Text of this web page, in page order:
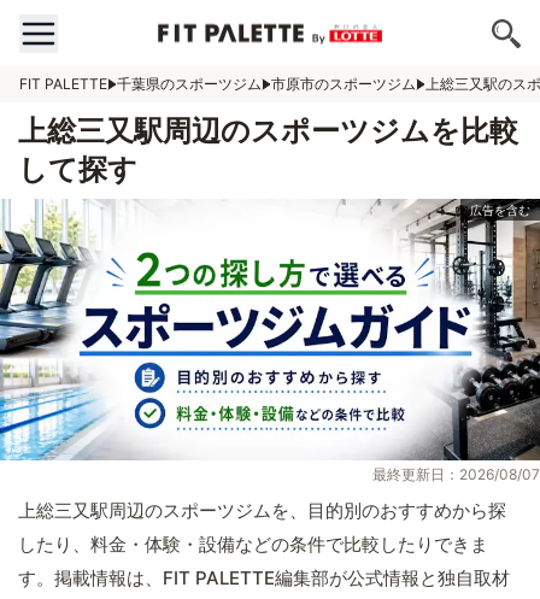
FIT PALETTE 千葉県のスポーツジム 市原市のスポーツジム 上総三又駅のス
上総三又駅周辺のスポーツジムを比較
して探す
最終更新日：2026/08/07
上総三又駅周辺のスポーツジムを、目的別のおすすめから探
したり、料金・体験・設備などの条件で比較したりできま
す。掲載情報は、FIT PALETTE編集部が公式情報と独自取材